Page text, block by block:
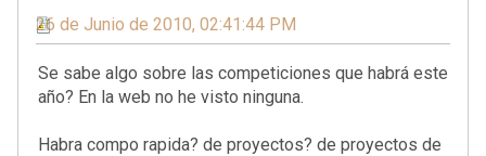
26 de Junio de 2010, 02:41:44 PM
Se sabe algo sobre las competiciones que habrá este
año? En la web no he visto ninguna.
Habra compo rapida? de proyectos? de proyectos de